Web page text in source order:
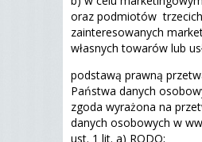
oraz podmiotów trzecich
zainteresowanych
własnych towarów lub
podstawą prawną
Państwa danych
zgoda wyrażona na
danych osobowych w
ust. 1 lit. a) RODO;